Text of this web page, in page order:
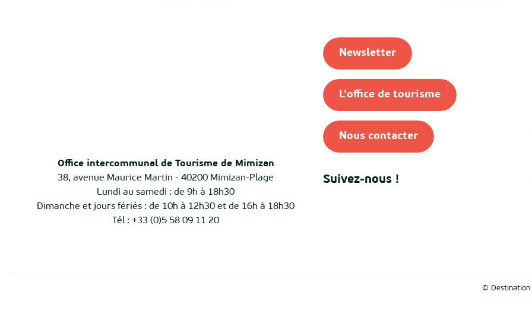
Office intercommunal de Tourisme de Mimizan
38, avenue Maurice Martin - 40200 Mimizan-Plage
Lundi au samedi : de 9h à 18h30
Dimanche et jours fériés : de 10h à 12h30 et de 16h à 18h30
Tél : +33 (0)5 58 09 11 20
Newsletter
L'office de tourisme
Nous contacter
Suivez-nous !
©